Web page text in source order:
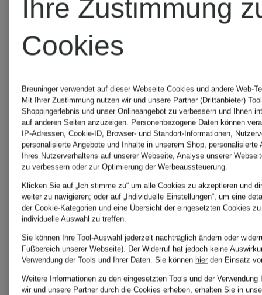
113,04 €
Ursprünglich:
67,96 €
gesponsert gesponsert
Ihre Zustimmung
Cookies
Breuninger verwendet auf dieser Webseite Cookies und andere Web-
Mit Ihrer Zustimmung nutzen wir und unsere Partner (Drittanbieter)
Shoppingerlebnis und unser Onlineangebot zu verbessern und Ihnen
auf anderen Seiten anzuzeigen. Personenbezogene Daten können
IP-Adressen, Cookie-ID, Browser- und Standort-Informationen,
personalisierte Angebote und Inhalte in unserem Shop, personalisierte
Ihres Nutzerverhaltens auf unserer Webseite, Analyse unserer
zu verbessern oder zur Optimierung der Werbeaussteuerung.
Klicken Sie auf „Ich stimme zu“ um alle Cookies zu akzeptieren und
weiter zu navigieren; oder auf „Individuelle Einstellungen“, um eine
der Cookie-Kategorien und eine Übersicht der eingesetzten Cookies
individuelle Auswahl zu treffen.
Sie können Ihre Tool-Auswahl jederzeit nachträglich ändern oder
Fußbereich unserer Webseite). Der Widerruf hat jedoch keine
Verwendung der Tools und Ihrer Daten. Sie können hier den Einsatz
Weitere Informationen zu den eingesetzten Tools und der Verwendung
wir und unsere Partner durch die Cookies erheben, erhalten Sie in